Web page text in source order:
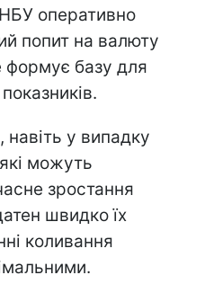
оперативно
попит на валюту
формує базу для
у випадку
можуть
зростання
швидко їх
коливання